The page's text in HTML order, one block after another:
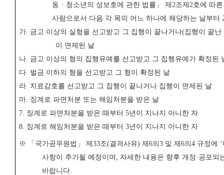
동ㆍ청소년의 성보호에 관한 법률 」제 2조제 2호에 따
사람으로서 다음 각 목의 어느 하나에 해당하는 날부터
가. 금고 이상의 실형을 선고받고 그 집행이 끝나거나(집행이 끝
이 면제된 날
나. 금고 이상의 형의 집행유예를 선고받고 그 집행유예가 확정된
다. 벌금 이하의 형을 선고받고 그 형이 확정된 날
라. 치료감호를 선고받고 그 집행이 끝나거나 집행이 면제된 날
마. 징계로 파면처분 또는 해임처분을 받은 날
7. 징계로 파면처분을 받은 때부터 5년이 지나지 아니한 자
8. 징계로 해임처분을 받은 때부터 3년이 지나지 아니한 자
※ 「 국가공무원법 」 제33조(결격사유) 제6의3 및 제6의4 규정에 ‘
사항이 추가될 예정이며
자세한 내용은 향후 개정 · 공포되
바랍니다.